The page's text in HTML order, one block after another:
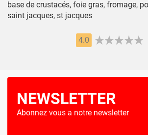
base de crustacés, foie gras, fromage,
saint jacques, st jacques
4.0
NEWSLETTER
Abonnez vous a notre newsletter